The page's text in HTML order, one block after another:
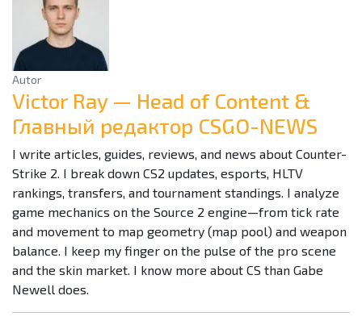
Autor
Victor Ray — Head of Content &
Главный редактор CSGO-NEWS
I write articles, guides, reviews, and news about Counter-
Strike 2. I break down CS2 updates, esports, HLTV
rankings, transfers, and tournament standings. I analyze
game mechanics on the Source 2 engine—from tick rate
and movement to map geometry (map pool) and weapon
balance. I keep my finger on the pulse of the pro scene
and the skin market. I know more about CS than Gabe
Newell does.